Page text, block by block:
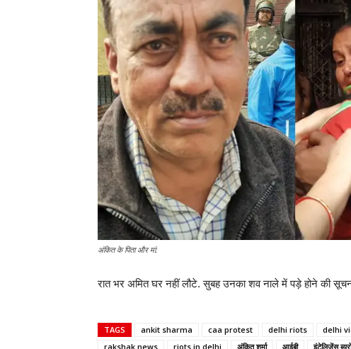
अंकित के पिता और मां.
रात भर अमित घर नहीं लौटे. सुबह उनका शव नाले में पड़े होने की सूचना
TAGS ankit sharma caa protest delhi riots delhi
rakshak news
riots in delhi अंकित शर्मा आईबी इंटेलिजेंस ब्यूरो